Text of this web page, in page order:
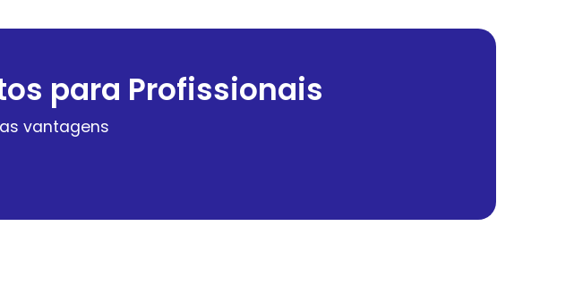
para Profissionais
as vantagens